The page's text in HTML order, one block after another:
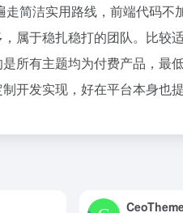
简洁实用路线，前端代码
属于稳扎稳打的团队。比较
所有主题均为付费产品，最
开发实现，好在平台本身也